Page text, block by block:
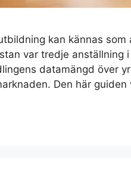
kan kännas
var tredje anställning
datamängd över
Den här